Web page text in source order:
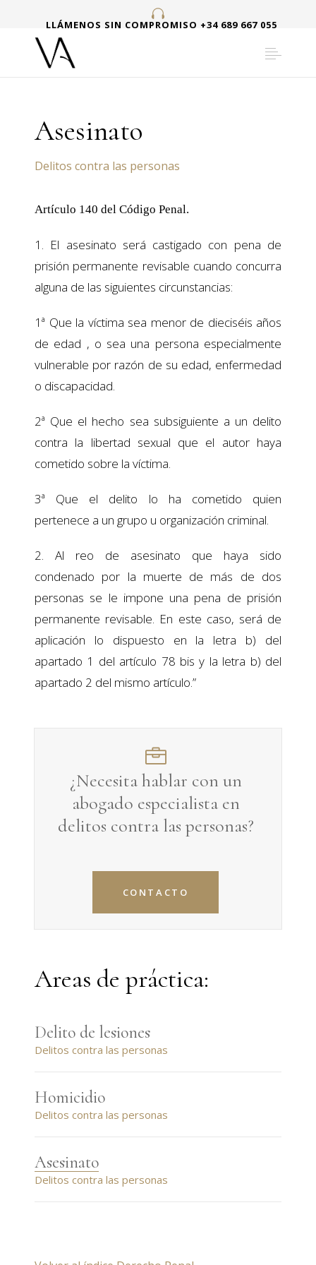
LLÁMENOS SIN COMPROMISO +34 689 667 055
Asesinato
Delitos contra las personas
Artículo 140 del Código Penal.
1. El asesinato será castigado con pena de
prisión permanente revisable cuando concurra
alguna de las siguientes circunstancias:
1ª Que la víctima sea menor de dieciséis años
de edad , o sea una persona especialmente
vulnerable por razón de su edad, enfermedad
o discapacidad.
2ª Que el hecho sea subsiguiente a un delito
contra la libertad sexual que el autor haya
cometido sobre la víctima.
3ª Que el delito lo ha cometido quien
pertenece a un grupo u organización criminal.
2. Al reo de asesinato que haya sido
condenado por la muerte de más de dos
personas se le impone una pena de prisión
permanente revisable. En este caso, será de
aplicación lo dispuesto en la letra b) del
apartado 1 del artículo 78 bis y la letra b) del
apartado 2 del mismo artículo.”
¿Necesita hablar con un
abogado especialista en
delitos contra las personas?
CONTACTO
Areas de práctica:
Delito de lesiones
Delitos contra las personas
Homicidio
Delitos contra las personas
Asesinato
Delitos contra las personas